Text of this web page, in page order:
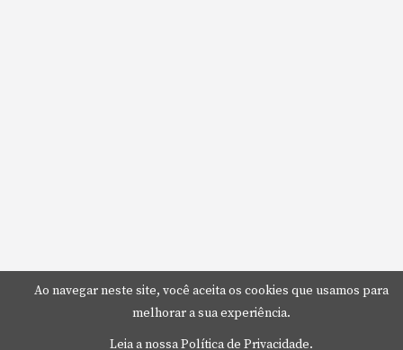
Ao navegar neste site, você aceita os cookies que usamos para
melhorar a sua experiência.
Leia a nossa Política de Privacidade.